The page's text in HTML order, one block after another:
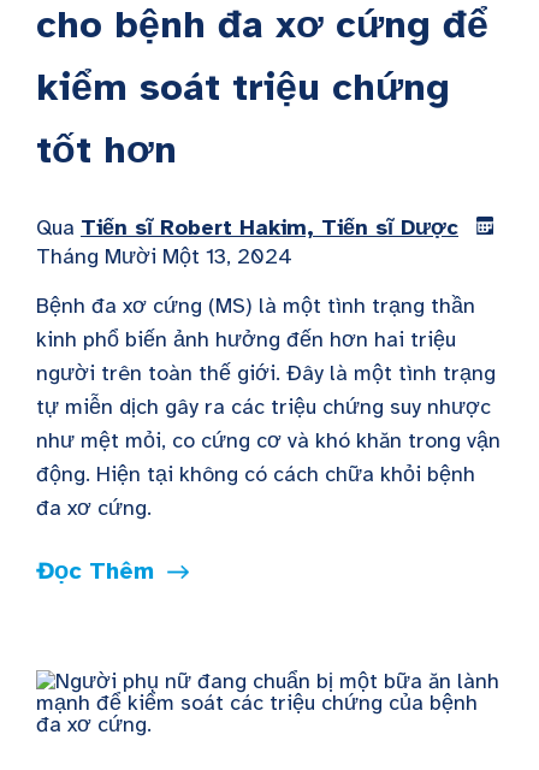
cho bệnh đa xơ cứng để
kiểm soát triệu chứng
tốt hơn
Qua Tiến sĩ Robert Hakim, Tiến sĩ Dược
Tháng Mười Một 13, 2024
Bệnh đa xơ cứng (MS) là một tình trạng thần
kinh phổ biến ảnh hưởng đến hơn hai triệu
người trên toàn thế giới. Đây là một tình trạng
tự miễn dịch gây ra các triệu chứng suy nhược
như mệt mỏi, co cứng cơ và khó khăn trong vận
động. Hiện tại không có cách chữa khỏi bệnh
đa xơ cứng.
Đọc Thêm